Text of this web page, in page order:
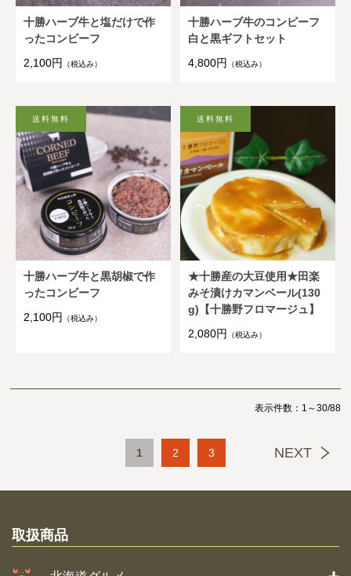
十勝ハーブ牛と塩だけで作
ったコンビーフ
2,100円 （税込み）
十勝ハーブ牛のコンビーフ
白と黒ギフトセット
4,800円
（税込み）
十勝ハーブ牛と黒胡椒で作
ったコンビーフ
2,100円
（税込み）
★十勝産の大豆使用★田楽
みそ漬けカマンベール(130
g)【十勝野フロマージュ】
2,080円
（税込み）
表示件数：1～30/88
NEXT
1 2 3
取扱商品